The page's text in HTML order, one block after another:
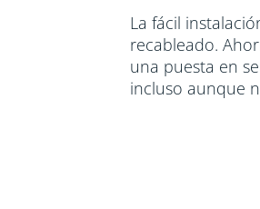
La fácil
recableado.
una puesta en
incluso aunque